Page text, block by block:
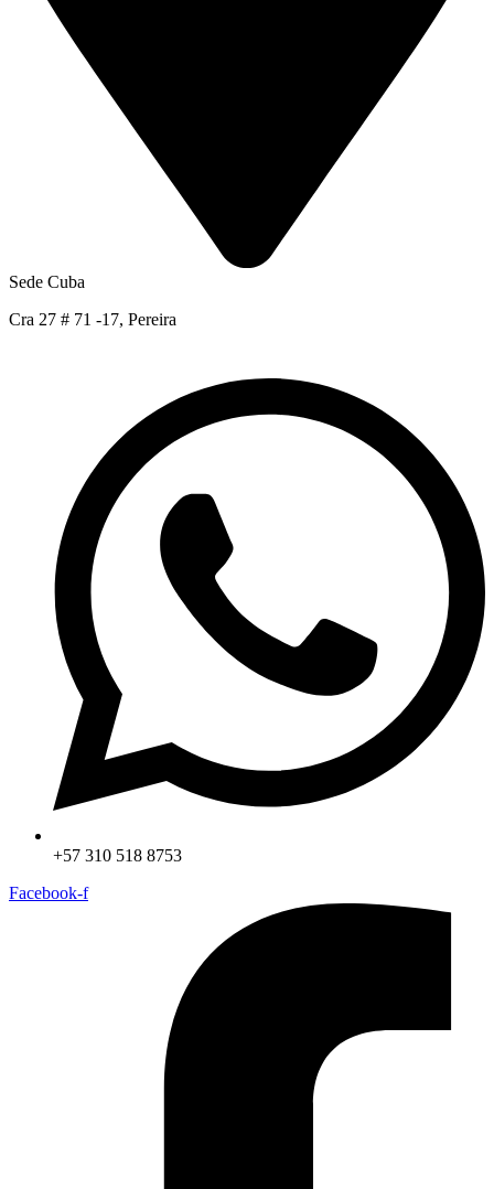
Sede Cuba
Cra 27 # 71 -17, Pereira
+57 310 518 8753
Facebook-f